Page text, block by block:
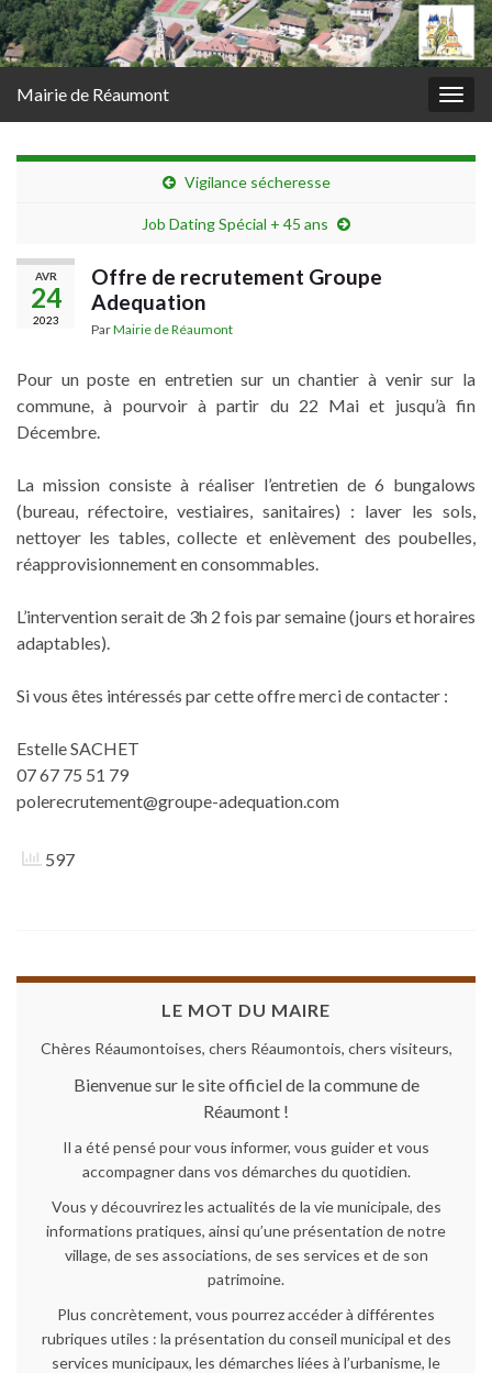
Mairie de Réaumont
Vigilance sécheresse
Job Dating Spécial + 45 ans
AVR
24
2023
Offre de recrutement Groupe
Adequation
ParMairie de Réaumont
Pour un poste en entretien sur un chantier à venir sur la
commune, à pourvoir à partir du 22 Mai et jusqu’à fin
Décembre.
La mission consiste à réaliser l’entretien de 6 bungalows
(bureau, réfectoire, vestiaires, sanitaires) : laver les sols,
nettoyer les tables, collecte et enlèvement des poubelles,
réapprovisionnement en consommables.
L’intervention serait de 3h 2 fois par semaine (jours et horaires
adaptables).
Si vous êtes intéressés par cette offre merci de contacter :
Estelle SACHET
07 67 75 51 79
polerecrutement@groupe-adequation.com
597
LE MOT DU MAIRE
Chères Réaumontoises, chers Réaumontois, chers visiteurs,
Bienvenue sur le site officiel de la commune de
Réaumont !
Il a été pensé pour vous informer, vous guider et vous
accompagner dans vos démarches du quotidien.
Vous y découvrirez les actualités de la vie municipale, des
informations pratiques, ainsi qu’une présentation de notre
village, de ses associations, de ses services et de son
patrimoine.
Plus concrètement, vous pourrez accéder à différentes
rubriques utiles : la présentation du conseil municipal et des
services municipaux, les démarches liées à l’urbanisme, le